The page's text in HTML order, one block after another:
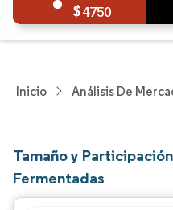
4750
Inicio Análisis De
Tamaño y
Fermentadas